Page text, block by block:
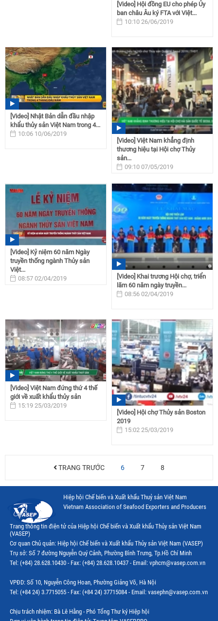
[Video] Hội đồng EU cho phép Ủy
ban châu Âu ký FTA với Việt...
10:10 26/06/2019
[Video] Nhật Bản dẫn đầu nhập
khẩu thủy sản Việt Nam trong 4...
10:06 10/06/2019
[Video] Việt Nam khẳng định
thương hiệu tại Hội chợ Thủy
sản...
09:10 07/05/2019
[Video] Kỷ niệm 60 năm Ngày
truyền thống ngành Thủy sản
Việt...
08:57 02/04/2019
[Video] Khai trương Hội chợ, triển
lãm 60 năm ngày truyền...
08:56 02/04/2019
[Video] Việt Nam đứng thứ 4 thế
giới về xuất khẩu thủy sản
15:19 25/03/2019
[Video] Hội chợ Thủy sản Boston
2019
15:02 25/03/2019
TRANG TRƯỚC 6 7 8
Hiệp hội Chế biến và Xuất khẩu Thuỷ sản Việt Nam
Vietnam Association of Seafood Exporters and Producers
Trang thông tin điện tử của Hiệp hội Chế biến và Xuất khẩu Thủy sản Việt Nam
(VASEP)
Cơ quan Chủ quản: Hiệp hội Chế biến và Xuất khẩu Thủy sản Việt Nam (VASEP)
Trụ sở: Số 7 đường Nguyễn Quý Cảnh, Phường Bình Trưng, Tp.Hồ Chí Minh
Tel: (+84) 28.628.10430 - Fax: (+84) 28.628.10437 - Email: vphcm@vasep.com.vn
VPĐD: Số 10, Nguyễn Công Hoan, Phường Giảng Võ, Hà Nội
Tel: (+84 24) 3.7715055 - Fax: (+84 24) 37715084 - Email: vasephn@vasep.com.vn
Chịu trách nhiệm: Bà Lê Hằng - Phó Tổng Thư ký Hiệp hội